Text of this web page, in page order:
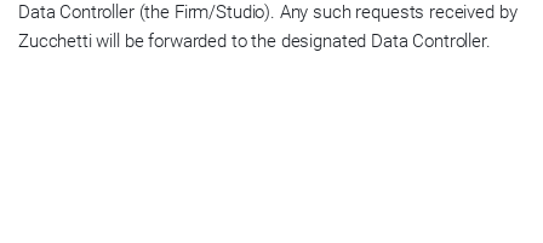
Data Controller (the Firm/Studio). Any such requests received by
Zucchetti will be forwarded to the designated Data Controller.